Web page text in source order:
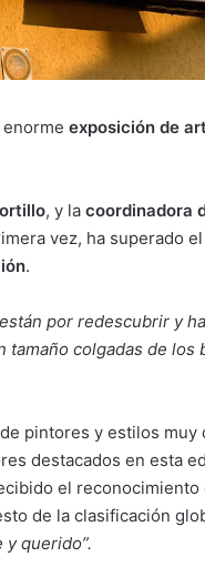
exposición de
, y la coordinadora
vez, ha superado
.
por redescubrir y
colgadas de los
pintores y estilos
destacados en esta
el
de la clasificación
querido”.